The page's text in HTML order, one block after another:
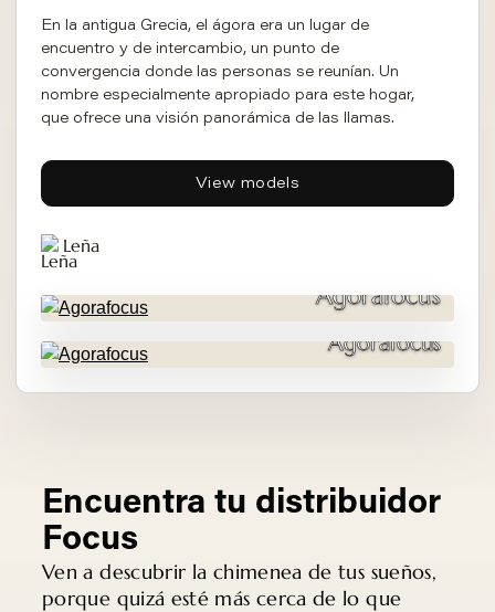
En la antigua Grecia, el ágora era un lugar de
encuentro y de intercambio, un punto de
convergencia donde las personas se reunían. Un
nombre especialmente apropiado para este hogar,
que ofrece una visión panorámica de las llamas.
View models
Leña
Agorafocus
Agorafocus
Encuentra tu distribuidor
Focus
Ven a descubrir la chimenea de tus sueños,
porque quizá esté más cerca de lo que